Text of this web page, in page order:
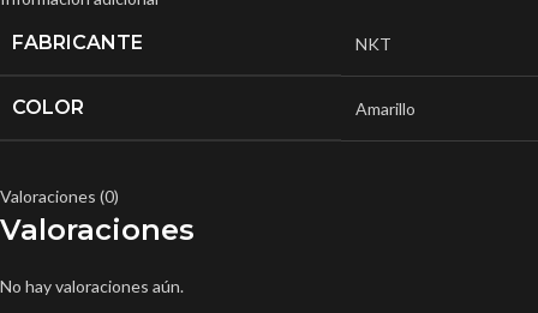
FABRICANTE NKT
COLOR Amarillo
Valoraciones (0)
Valoraciones
No hay valoraciones aún.